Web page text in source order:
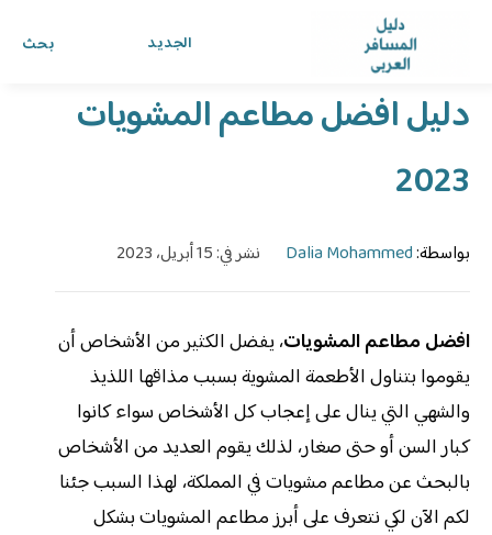
بحث الجديد
دليل المسافر العربي ›الدليل›
دليل افضل مطاعم المشويات
2023
بواسطة:Dalia Mohammed نشر في: 15 أبريل، 2023
افضل مطاعم المشويات، يفضل الكثير من الأشخاص أن
يقوموا بتناول الأطعمة المشوية بسبب مذاقها اللذيذ
والشهي التي ينال على إعجاب كل الأشخاص سواء كانوا
كبار السن أو حتى صغار، لذلك يقوم العديد من الأشخاص
بالبحث عن مطاعم مشويات في المملكة، لهذا السبب جئنا
لكم الآن لكي نتعرف على أبرز مطاعم المشويات بشكل